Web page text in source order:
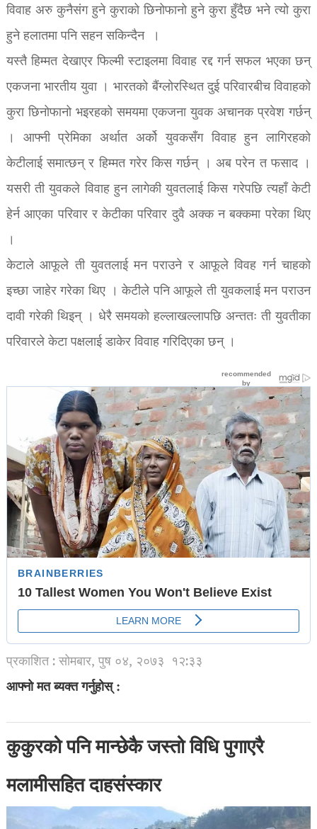
विवाह अरु कुनैसंग हुने कुराको छिनोफानो हुने कुरा हुँदैछ भने त्यो कुरा
हुने हलातमा पनि सहन सकिन्दैन ।
यस्तै हिम्मत देखाएर फिल्मी स्टाइलमा विवाह रद्द गर्न सफल भएका छन्
एकजना भारतीय युवा । भारतको बैंग्लोरस्थित दुई परिवारबीच विवाहको
कुरा छिनोफानो भइरहको समयमा एकजना युवक अचानक प्रवेश गर्छन्
। आफ्नी प्रेमिका अर्थात अर्को युवकसँग विवाह हुन लागिरहको
केटीलाई समात्छन् र हिम्मत गरेर किस गर्छन् । अब परेन त फसाद ।
यसरी ती युवकले विवाह हुन लागेकी युवतलाई किस गरेपछि त्यहाँ केटी
हेर्न आएका परिवार र केटीका परिवार दुवै अक्क न बक्कमा परेका थिए
।
केटाले आफूले ती युवतलाई मन पराउने र आफूले विवह गर्न चाहको
इच्छा जाहेर गरेका थिए । केटीले पनि आफूले ती युवकलाई मन पराउन
दावी गरेकी थिइन् । धेरै समयको हल्लाखल्लापछि अन्ततः ती युवतीका
परिवारले केटा पक्षलाई डाकेर विवाह गरिदिएका छन् ।
प्रकाशित : सोमबार, पुष ०४, २०७३ १२:३३
आफ्नो मत ब्यक्त गर्नुहोस् :
कुकुरको पनि मान्छेकै जस्तो विधि पुगाएरै
मलामीसहित दाहसंस्कार